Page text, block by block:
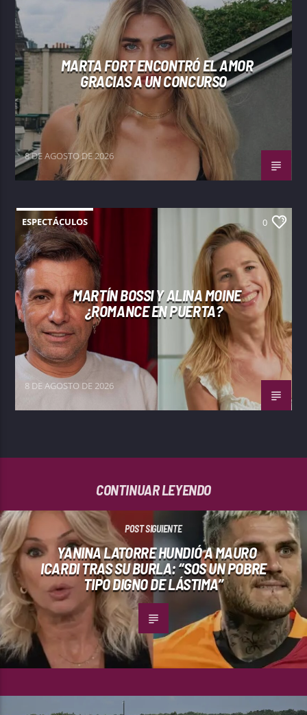
MARTA FORT ENCONTRÓ EL AMOR
GRACIAS A UN CONCURSO
8 DE AGOSTO DE 2026
ESPECTÁCULOS 0
MARTÍN BOSSI Y ALINA MOINE
¿ROMANCE EN PUERTA?
8 DE AGOSTO DE 2026
CONTINUAR LEYENDO
POST SIGUIENTE
YANINA LATORRE HUNDIÓ A MAURO
ICARDI TRAS SU BURLA: “SOS UN POBRE
TIPO DIGNO DE LÁSTIMA”